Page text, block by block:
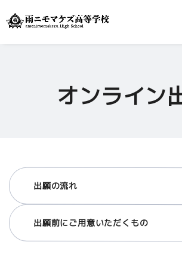
オンライン
出願の流れ
出願前にご用意いただくもの